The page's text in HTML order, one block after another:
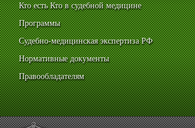
Кто есть Кто в судебной медицине
Программы
Судебно-медицинская экспертиза РФ
Нормативные документы
Правообладателям